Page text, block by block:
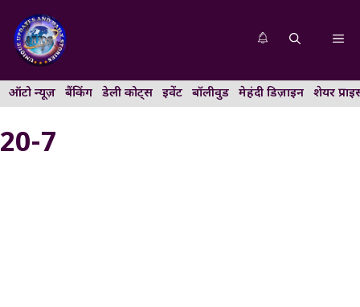
content
ऑटो न्यूज़ बैंकिंग डेली कोट्स इवेंट बॉलीवुड मेहंदी डिज़ाइन शेयर
20-7